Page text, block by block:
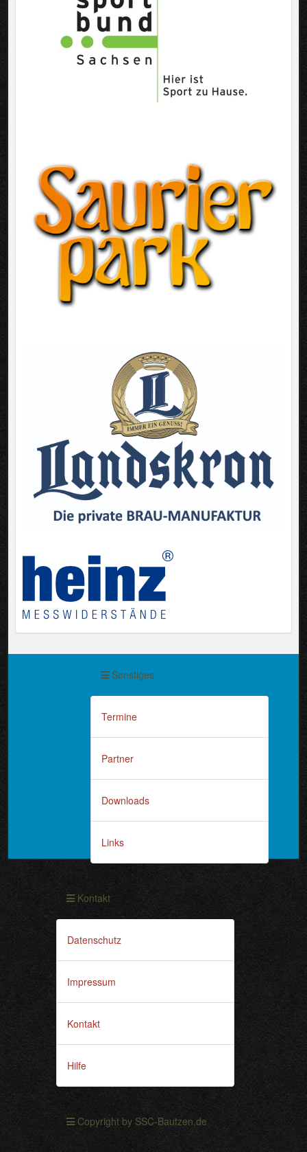
Sonstiges
Termine
Partner
Downloads
Links
Kontakt
Datenschutz
Impressum
Kontakt
Hilfe
Copyright by SSC-Bautzen.de